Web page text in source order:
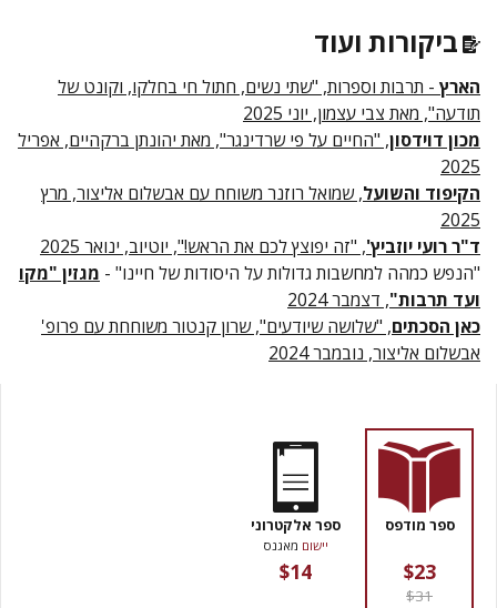
ביקורות ועוד
הארץ - תרבות וספרות, "שתי נשים, חתול חי בחלקו, וקונט של
תודעה", מאת צבי עצמון, יוני 2025
מכון דוידסון, "החיים על פי שרדינגר", מאת יהונתן ברקהיים, אפריל
2025
הקיפוד והשועל, שמואל רוזנר משוחח עם אבשלום אליצור, מרץ
2025
ד"ר רועי יוזביץ', "זה יפוצץ לכם את הראש!", יוטיוב, ינואר 2025
"הנפש כמהה למחשבות גדולות על היסודות של חיינו" - מגזין "מקו
ועד תרבות", דצמבר 2024
כאן הסכתים, "שלושה שיודעים", שרון קנטור משוחחת עם פרופ'
אבשלום אליצור, נובמבר 2024
ספר מודפס
$23
$31
ספר אלקטרוני
יישום מאגנס
$14